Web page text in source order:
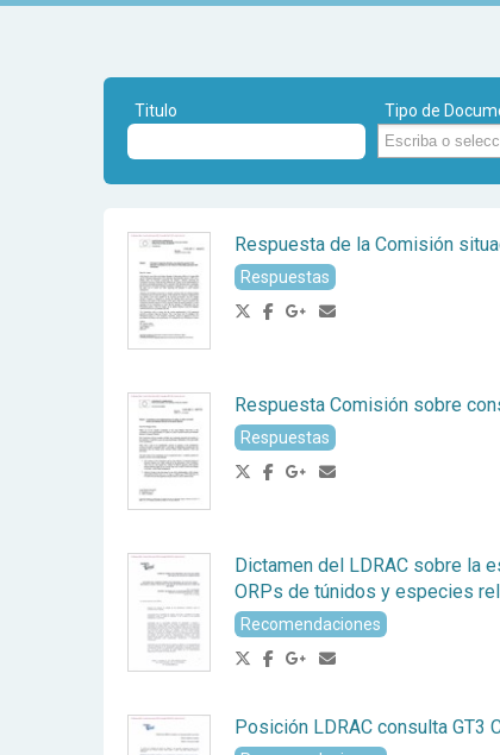
Titulo Tipo de
Respuesta de la Comisión
Respuestas
Respuesta Comisión sobre
Respuestas
Dictamen del LDRAC sobre la
ORPs de túnidos y especies
Recomendaciones
Posición LDRAC consulta GT3